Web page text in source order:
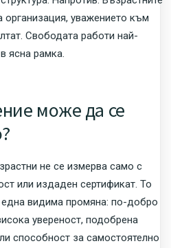
организация, уважението към
Свободата работи най-
ясна рамка.
може да се
не се измерва само с
или издаден сертификат. То
видима промяна: по-добро
увереност, подобрена
способност за самостоятелно